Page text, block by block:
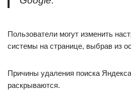
Пользователи могут изменить
системы на странице, выбрав из
Причины удаления поиска
раскрываются.